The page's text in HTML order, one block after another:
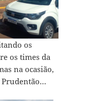
os
os times da
na ocasião,
Prudentão…